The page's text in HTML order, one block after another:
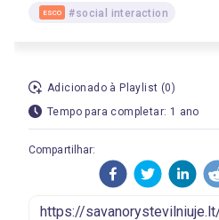
ESCO #social interaction
Adicionado à Playlist (0)
Tempo para completar: 1 ano
Compartilhar: